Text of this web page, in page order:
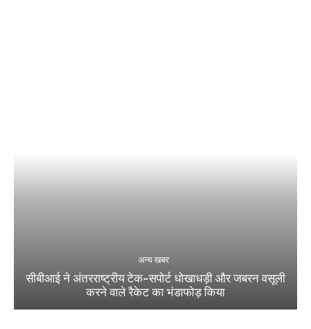
अन्य खबर
सीबीआई ने अंतरराष्ट्रीय टेक-सपोर्ट धोखाधड़ी और जबरन वसूली
करने वाले रैकेट का भंडाफोड़ किया